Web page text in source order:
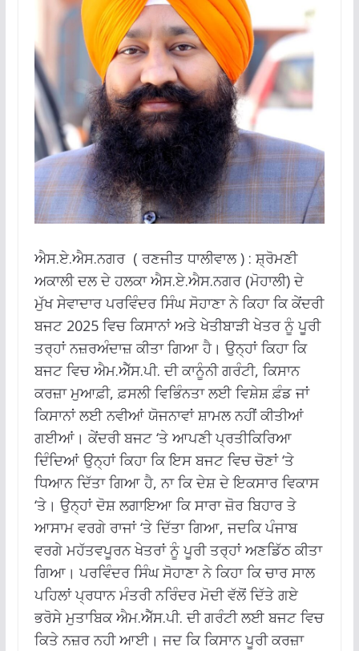
ਐਸ.ਏ.ਐਸ.ਨਗਰ ( ਰਣਜੀਤ ਧਾਲੀਵਾਲ ) : ਸ਼੍ਰੋਮਣੀ
ਅਕਾਲੀ ਦਲ ਦੇ ਹਲਕਾ ਐਸ.ਏ.ਐਸ.ਨਗਰ (ਮੋਹਾਲੀ) ਦੇ
ਮੁੱਖ ਸੇਵਾਦਾਰ ਪਰਵਿੰਦਰ ਸਿੰਘ ਸੋਹਾਣਾ ਨੇ ਕਿਹਾ ਕਿ ਕੇਂਦਰੀ
ਬਜਟ 2025 ਵਿਚ ਕਿਸਾਨਾਂ ਅਤੇ ਖੇਤੀਬਾੜੀ ਖੇਤਰ ਨੂੰ ਪੂਰੀ
ਤਰ੍ਹਾਂ ਨਜ਼ਰਅੰਦਾਜ਼ ਕੀਤਾ ਗਿਆ ਹੈ। ਉਨ੍ਹਾਂ ਕਿਹਾ ਕਿ
ਬਜਟ ਵਿਚ ਐਮ.ਐੱਸ.ਪੀ. ਦੀ ਕਾਨੂੰਨੀ ਗਰੰਟੀ, ਕਿਸਾਨ
ਕਰਜ਼ਾ ਮੁਆਫ਼ੀ, ਫ਼ਸਲੀ ਵਿਭਿੰਨਤਾ ਲਈ ਵਿਸ਼ੇਸ਼ ਫ਼ੰਡ ਜਾਂ
ਕਿਸਾਨਾਂ ਲਈ ਨਵੀਆਂ ਯੋਜਨਾਵਾਂ ਸ਼ਾਮਲ ਨਹੀਂ ਕੀਤੀਆਂ
ਗਈਆਂ। ਕੇਂਦਰੀ ਬਜਟ ‘ਤੇ ਆਪਣੀ ਪ੍ਰਤੀਕਿਰਿਆ
ਦਿੰਦਿਆਂ ਉਨ੍ਹਾਂ ਕਿਹਾ ਕਿ ਇਸ ਬਜਟ ਵਿਚ ਚੋਣਾਂ ‘ਤੇ
ਧਿਆਨ ਦਿੱਤਾ ਗਿਆ ਹੈ, ਨਾ ਕਿ ਦੇਸ਼ ਦੇ ਇਕਸਾਰ ਵਿਕਾਸ
‘ਤੇ। ਉਨ੍ਹਾਂ ਦੋਸ਼ ਲਗਾਇਆ ਕਿ ਸਾਰਾ ਜ਼ੋਰ ਬਿਹਾਰ ਤੇ
ਆਸਾਮ ਵਰਗੇ ਰਾਜਾਂ ‘ਤੇ ਦਿੱਤਾ ਗਿਆ, ਜਦਕਿ ਪੰਜਾਬ
ਵਰਗੇ ਮਹੱਤਵਪੂਰਨ ਖੇਤਰਾਂ ਨੂੰ ਪੂਰੀ ਤਰ੍ਹਾਂ ਅਣਡਿੱਠ ਕੀਤਾ
ਗਿਆ। ਪਰਵਿੰਦਰ ਸਿੰਘ ਸੋਹਾਣਾ ਨੇ ਕਿਹਾ ਕਿ ਚਾਰ ਸਾਲ
ਪਹਿਲਾਂ ਪ੍ਰਧਾਨ ਮੰਤਰੀ ਨਰਿੰਦਰ ਮੋਦੀ ਵੱਲੋਂ ਦਿੱਤੇ ਗਏ
ਭਰੋਸੇ ਮੁਤਾਬਿਕ ਐਮ.ਐੱਸ.ਪੀ. ਦੀ ਗਰੰਟੀ ਲਈ ਬਜਟ ਵਿਚ
ਕਿਤੇ ਨਜ਼ਰ ਨਹੀ ਆਈ। ਜਦ ਕਿ ਕਿਸਾਨ ਪੂਰੀ ਕਰਜ਼ਾ